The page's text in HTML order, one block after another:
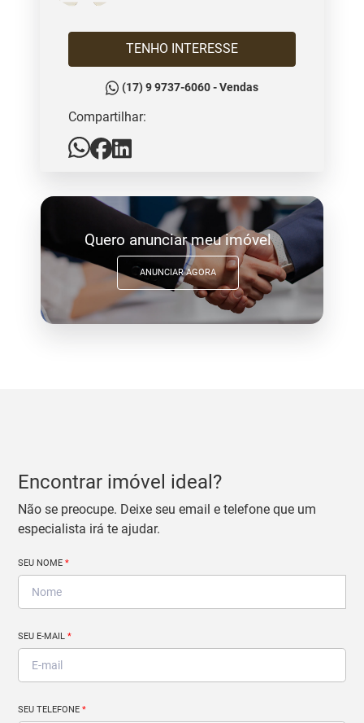
TENHO INTERESSE
(17) 9 9737-6060 - Vendas
Compartilhar:
Quero anunciar meu imóvel
ANUNCIAR AGORA
Encontrar imóvel ideal?
Não se preocupe. Deixe seu email e telefone que um
especialista irá te ajudar.
SEU NOME*
SEU E-MAIL*
SEU TELEFONE*